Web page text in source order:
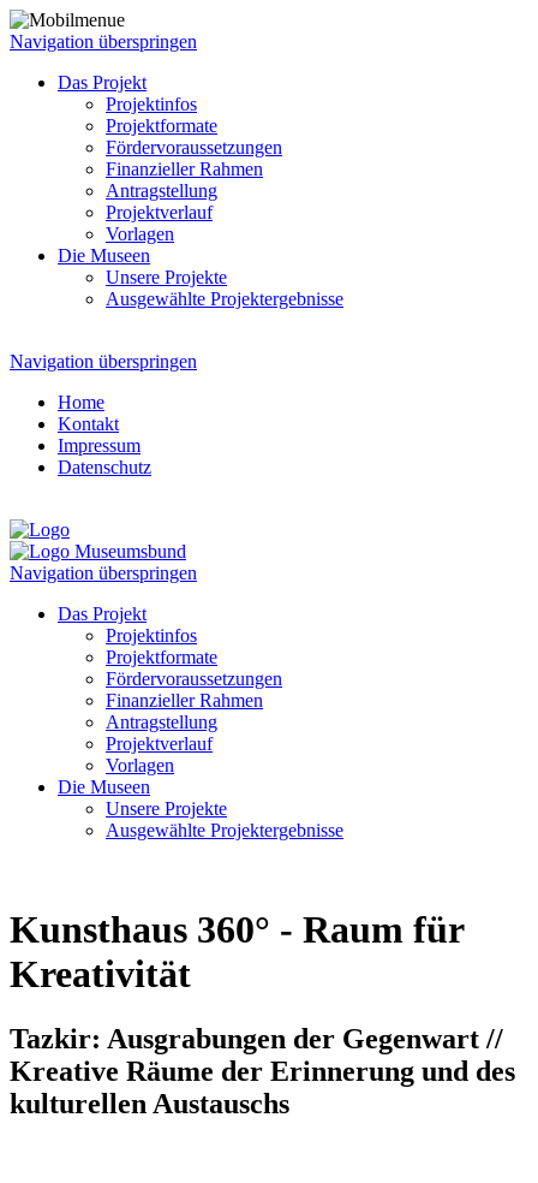
Navigation überspringen
Das Projekt
Projektinfos
Projektformate
Fördervoraussetzungen
Finanzieller Rahmen
Antragstellung
Projektverlauf
Vorlagen
Die Museen
Unsere Projekte
Ausgewählte Projektergebnisse
Navigation überspringen
Home
Kontakt
Impressum
Datenschutz
Navigation überspringen
Das Projekt
Projektinfos
Projektformate
Fördervoraussetzungen
Finanzieller Rahmen
Antragstellung
Projektverlauf
Vorlagen
Die Museen
Unsere Projekte
Ausgewählte Projektergebnisse
Kunsthaus 360° - Raum für
Kreativität
Tazkir: Ausgrabungen der Gegenwart //
Kreative Räume der Erinnerung und des
kulturellen Austauschs